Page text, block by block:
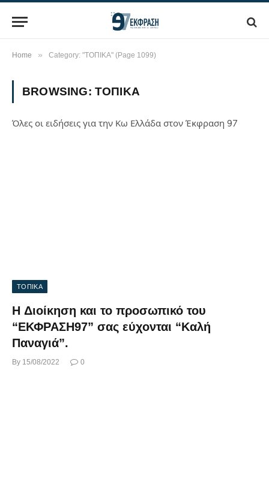
Home » Category: "ΤΟΠΙΚΑ" (Page 1099)
BROWSING: ΤΟΠΙΚΑ
Όλες οι ειδήσεις για την Κω Ελλάδα στον Έκφραση 97
ΤΟΠΙΚΑ
Η Διοίκηση και το προσωπικό του
“ΕΚΦΡΑΣΗ97” σας εύχονται “Καλή
Παναγιά”.
By 15/08/2022 0